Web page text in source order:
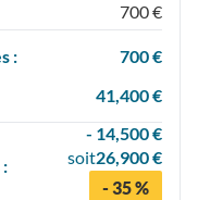
700 €
:
700 €
41,400 €
- 14,500 €
soit26,900 €
- 35 %